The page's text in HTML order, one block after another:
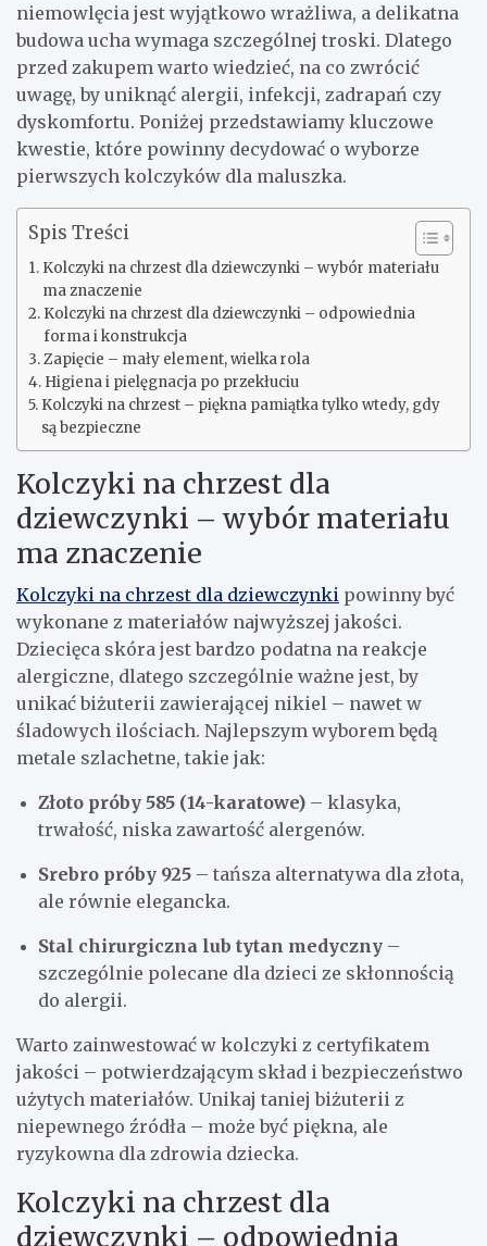
niemowlęcia jest wyjątkowo wrażliwa, a delikatna
budowa ucha wymaga szczególnej troski. Dlatego
przed zakupem warto wiedzieć, na co zwrócić
uwagę, by uniknąć alergii, infekcji, zadrapań czy
dyskomfortu. Poniżej przedstawiamy kluczowe
kwestie, które powinny decydować o wyborze
pierwszych kolczyków dla maluszka.
Spis Treści
Kolczyki na chrzest dla dziewczynki – wybór materiału
ma znaczenie
Kolczyki na chrzest dla dziewczynki – odpowiednia
forma i konstrukcja
Zapięcie – mały element, wielka rola
Higiena i pielęgnacja po przekłuciu
Kolczyki na chrzest – piękna pamiątka tylko wtedy, gdy
są bezpieczne
Kolczyki na chrzest dla
dziewczynki – wybór materiału
ma znaczenie
Kolczyki na chrzest dla dziewczynki powinny być
wykonane z materiałów najwyższej jakości.
Dziecięca skóra jest bardzo podatna na reakcje
alergiczne, dlatego szczególnie ważne jest, by
unikać biżuterii zawierającej nikiel – nawet w
śladowych ilościach. Najlepszym wyborem będą
metale szlachetne, takie jak:
Złoto próby 585 (14-karatowe) – klasyka,
trwałość, niska zawartość alergenów.
Srebro próby 925 – tańsza alternatywa dla złota,
ale równie elegancka.
Stal chirurgiczna lub tytan medyczny –
szczególnie polecane dla dzieci ze skłonnością
do alergii.
Warto zainwestować w kolczyki z certyfikatem
jakości – potwierdzającym skład i bezpieczeństwo
użytych materiałów. Unikaj taniej biżuterii z
niepewnego źródła – może być piękna, ale
ryzykowna dla zdrowia dziecka.
Kolczyki na chrzest dla
dziewczynki – odpowiednia